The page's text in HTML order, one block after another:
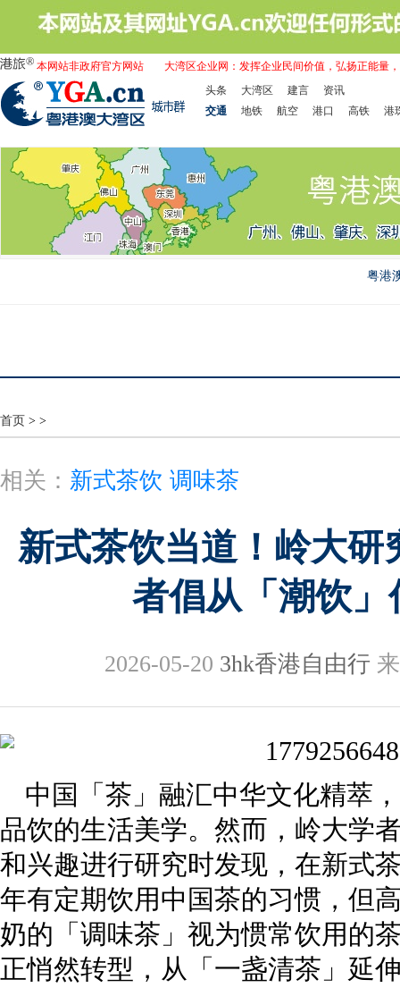
本网站非政府官方网站
大湾区企业网：发挥企业民间价值，弘扬正能量
头条
大湾区 建言
资讯
交通
地铁 航空 港口 高铁 港
粤港
首页 > >
相关： 新式茶饮 调味茶
新式茶饮当道！岭大
者倡从「潮饮
2026-05-20 3hk香港自由行
中国「茶」融汇中华文化精萃
品饮的生活美学。然而，岭大学
和兴趣进行研究时发现，在新式
年有定期饮用中国茶的习惯，但
奶的「调味茶」视为惯常饮用的
正悄然转型，从「一盏清茶」延